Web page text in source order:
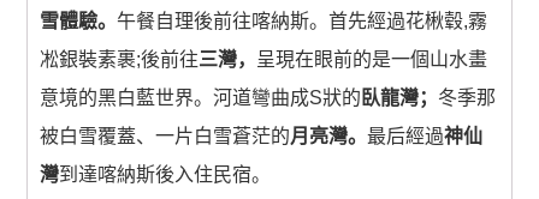
雪體驗。午餐自理後前往喀納斯。首先經過花楸毂,霧
凇銀裝素裹;後前往三灣， 呈現在眼前的是一個山水畫
意境的黑白藍世界。河道彎曲成S狀的 臥龍灣； 冬季那
被白雪覆蓋、一片白雪蒼茫的月亮灣。最后經過神仙
灣到達喀納斯後入住民宿。